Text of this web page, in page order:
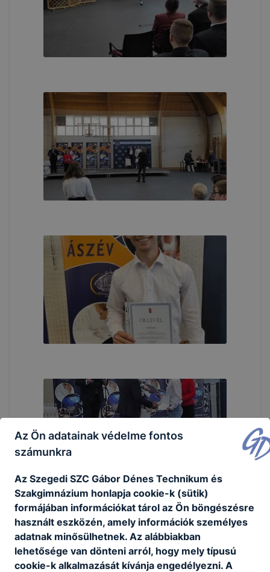
Az Ön adatainak védelme fontos
számunkra
Az Szegedi SZC Gábor Dénes Technikum és
Szakgimnázium honlapja cookie-k (sütik)
formájában információkat tárol az Ön böngészésre
használt eszközén, amely információk személyes
adatnak minősülhetnek. Az alábbiakban
lehetősége van dönteni arról, hogy mely típusú
cookie-k alkalmazását kívánja engedélyezni. A